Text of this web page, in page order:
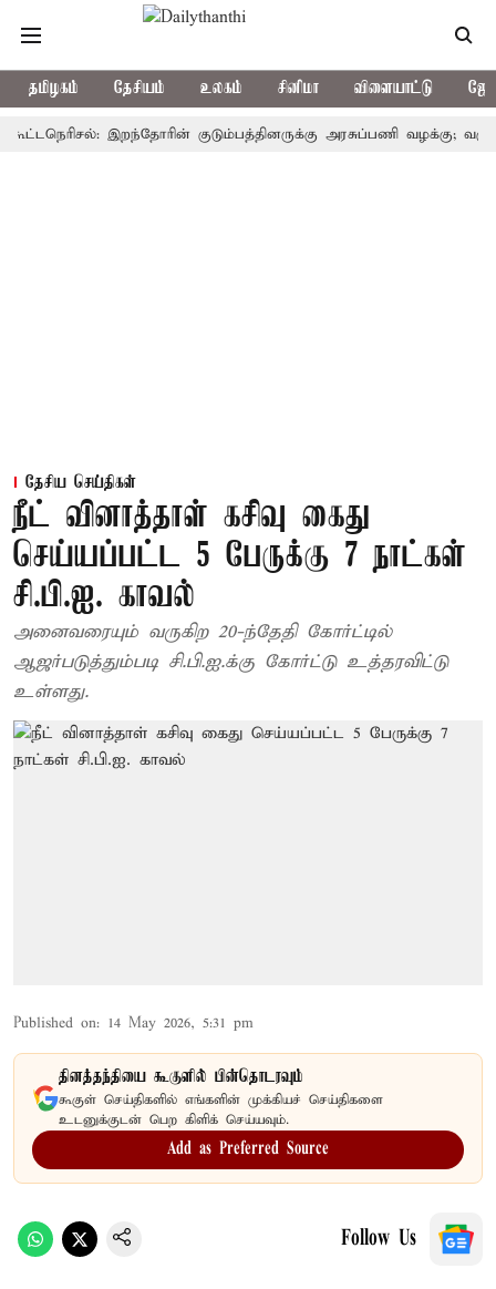
தமிழகம் தேசியம் உலகம் சினிமா விளையாட்டு
இறந்தோரின் குடும்பத்தினருக்கு அரசுப்பணி வழக்கு; வரும்
தேசிய செய்திகள்
நீட் வினாத்தாள் கசிவு கைது
செய்யப்பட்ட 5 பேருக்கு 7 நாட்கள்
சி.பி.ஐ. காவல்
அனைவரையும் வருகிற 20-ந்தேதி கோர்ட்டில்
ஆஜர்படுத்தும்படி சி.பி.ஐ.க்கு கோர்ட்டு உத்தரவிட்டு
உள்ளது.
Published on: 14 May 2026, 5:31 pm
தினத்தந்தியை கூகுளில் பின்தொடரவும்
கூகுள் செய்திகளில் எங்களின் முக்கியச் செய்திகளை
உடனுக்குடன் பெற கிளிக் செய்யவும்.
Add as Preferred Source
Follow Us